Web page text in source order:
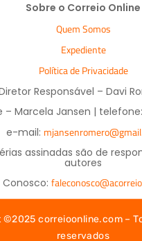
Sobre o Correio Online
Quem Somos
Expediente
Política de Privacidade
Responsável – Davi
– Marcela Jansen |
e-mail:
assinadas são de
autores
Conosco:
©2025 correioonline.com –
reservados